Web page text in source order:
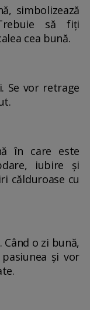
simbolizează
să fiţi
cea bună.
Se vor retrage
în care este
iubire şi
călduroase cu
Când o zi bună,
şi vor